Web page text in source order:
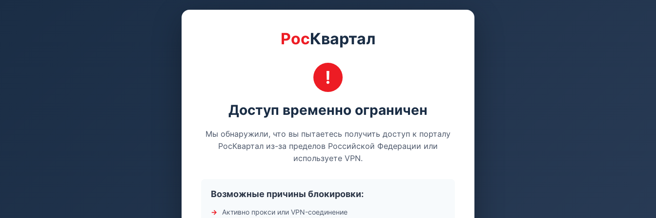
РосКвартал
Доступ временно ограничен
Мы обнаружили, что вы пытаетесь получить доступ к порталу
РосКвартал из-за пределов Российской Федерации или
используете VPN.
Возможные причины блокировки:
Активно прокси или VPN-соединение